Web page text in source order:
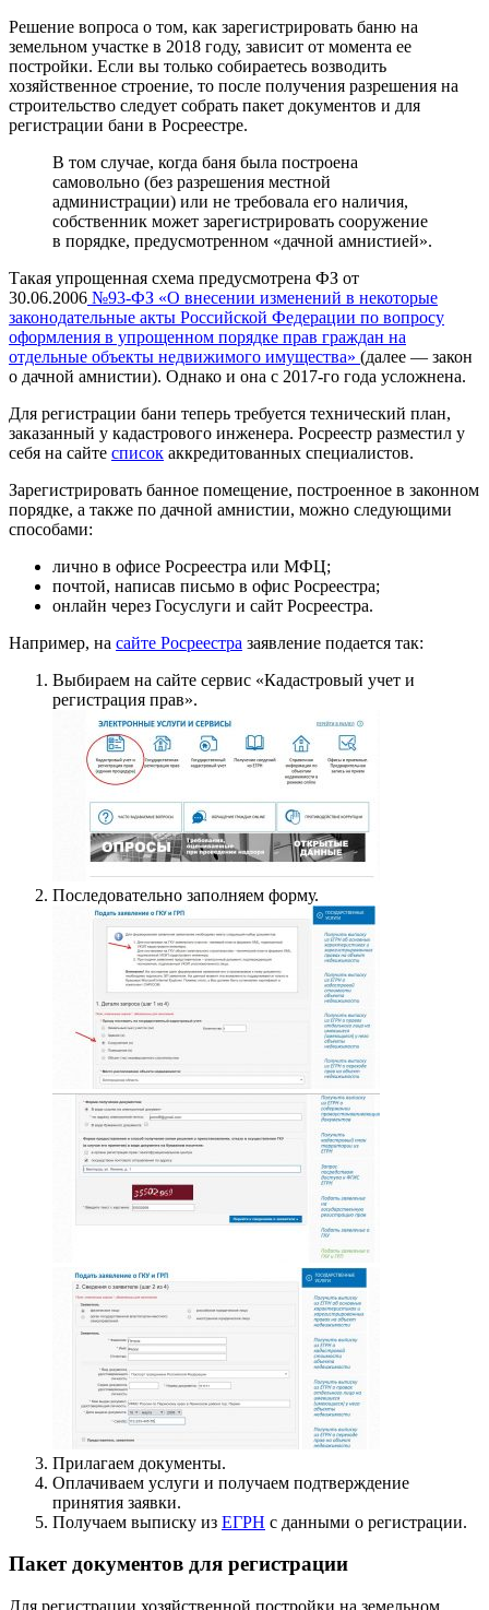
Решение вопроса о том, как зарегистрировать баню на
земельном участке в 2018 году, зависит от момента ее
постройки. Если вы только собираетесь возводить
хозяйственное строение, то после получения разрешения на
строительство следует собрать пакет документов и для
регистрации бани в Росреестре.
В том случае, когда баня была построена
самовольно (без разрешения местной
администрации) или не требовала его наличия,
собственник может зарегистрировать сооружение
в порядке, предусмотренном «дачной амнистией».
Такая упрощенная схема предусмотрена ФЗ от
30.06.2006 №93-ФЗ «О внесении изменений в некоторые
законодательные акты Российской Федерации по вопросу
оформления в упрощенном порядке прав граждан на
отдельные объекты недвижимого имущества» (далее — закон
о дачной амнистии). Однако и она с 2017-го года усложнена.
Для регистрации бани теперь требуется технический план,
заказанный у кадастрового инженера. Росреестр разместил у
себя на сайте список аккредитованных специалистов.
Зарегистрировать банное помещение, построенное в законном
порядке, а также по дачной амнистии, можно следующими
способами:
лично в офисе Росреестра или МФЦ;
почтой, написав письмо в офис Росреестра;
онлайн через Госуслуги и сайт Росреестра.
Например, на сайте Росреестра заявление подается так:
Выбираем на сайте сервис «Кадастровый учет и
регистрация прав».
Последовательно заполняем форму.
Прилагаем документы.
Оплачиваем услуги и получаем подтверждение
принятия заявки.
Получаем выписку из ЕГРН с данными о регистрации.
Пакет документов для регистрации
Для регистрации хозяйственной постройки на земельном